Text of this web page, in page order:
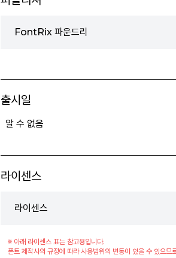
FontRix 파운드리
출시일
알 수 없음
라이센스
라이센스
※ 아래 라이센스 표는 참고용입니다.
폰트 제작사의 규정에 따라 사용범위의 변동이 있을 수 있으